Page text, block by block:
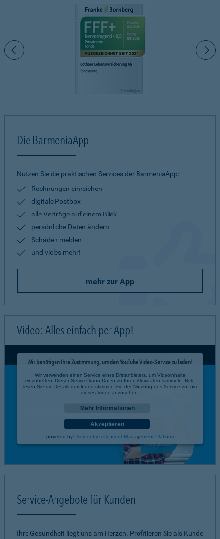
Die BarmeniaApp
Nutzen Sie die praktischen Services der BarmeniaApp:
Rechnungen einreichen
digitale Postbox
alle Verträge auf einem Blick
persönliche Daten ändern
Schäden melden
und vieles mehr!
mehr zur App
Video: Alles einfach per App!
Wir benötigen Ihre Zustimmung, um den YouTube Video-Service zu laden!
Wir verwenden einen Service eines Drittanbieters, um Videoinhalte
einzubetten. Dieser Service kann Daten zu Ihren Aktivitäten sammeln. Bitte
lesen Sie die Details durch und stimmen Sie der Nutzung des Service zu, um
dieses Video anzusehen.
Mehr Informationen
Akzeptieren
powered by Usercentrics Consent Management Platform
Service-Angebote für Kunden
Ihre Gesundheit liegt uns am Herzen. Profitieren Sie als Kunde